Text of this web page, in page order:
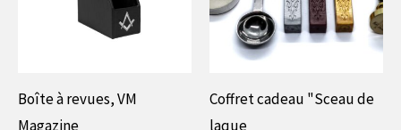
Boîte à revues, VM
Magazine
Coffret cadeau "Sceau de
laque